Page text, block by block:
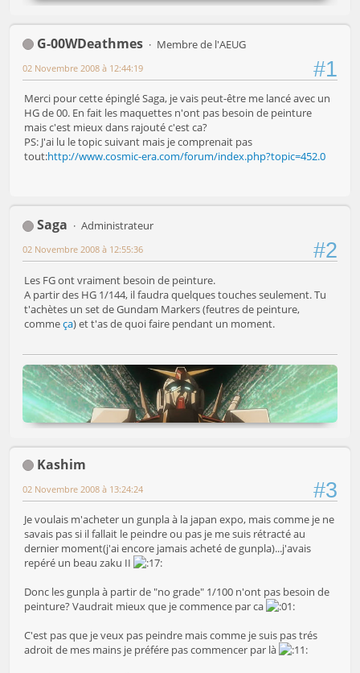
G-00WDeathmes Membre de l'AEUG
#1
02 Novembre 2008 à 12:44:19
Merci pour cette épinglé Saga, je vais peut-être me lancé avec un
HG de 00. En fait les maquettes n'ont pas besoin de peinture
mais c'est mieux dans rajouté c'est ca?
PS: J'ai lu le topic suivant mais je comprenait pas
tout:http://www.cosmic-era.com/forum/index.php?topic=452.0
Saga Administrateur
#2
02 Novembre 2008 à 12:55:36
Les FG ont vraiment besoin de peinture.
A partir des HG 1/144, il faudra quelques touches seulement. Tu
t'achètes un set de Gundam Markers (feutres de peinture,
commeça) et t'as de quoi faire pendant un moment.
Kashim
#3
02 Novembre 2008 à 13:24:24
Je voulais m'acheter un gunpla à la japan expo, mais comme je ne
savais pas si il fallait le peindre ou pas je me suis rétracté au
dernier moment(j'ai encore jamais acheté de gunpla)...j'avais
repéré un beau zaku II
Donc les gunpla à partir de "no grade" 1/100 n'ont pas besoin de
peinture? Vaudrait mieux que je commence par ca
C'est pas que je veux pas peindre mais comme je suis pas trés
adroit de mes mains je préfére pas commencer par là